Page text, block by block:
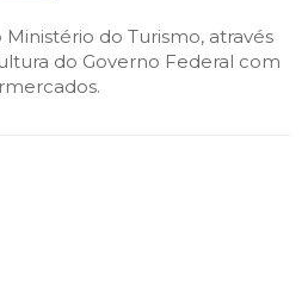
do Turismo, através
do Governo Federal com